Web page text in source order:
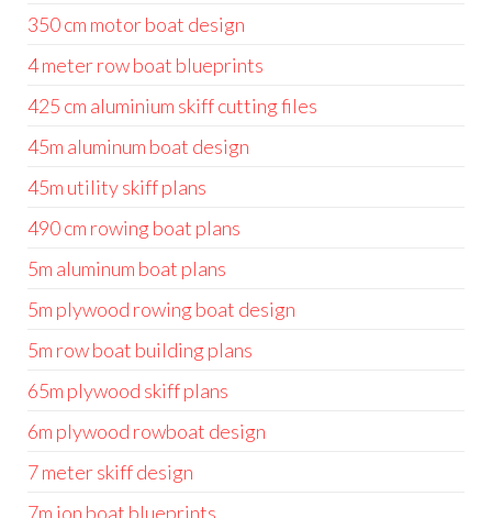
350 cm motor boat design
4 meter row boat blueprints
425 cm aluminium skiff cutting files
45m aluminum boat design
45m utility skiff plans
490 cm rowing boat plans
5m aluminum boat plans
5m plywood rowing boat design
5m row boat building plans
65m plywood skiff plans
6m plywood rowboat design
7 meter skiff design
7m jon boat blueprints